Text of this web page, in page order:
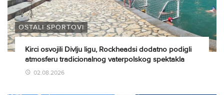
OSTALI SPORTOVI
Kirci osvojili Divlju ligu, Rockheadsi dodatno podigli
atmosferu tradicionalnog vaterpolskog spektakla
02.08.2026